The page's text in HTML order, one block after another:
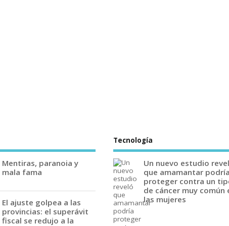
Mentiras, paranoia y
mala fama
El ajuste golpea a las
provincias: el superávit
fiscal se redujo a la
Tecnología
Un nuevo estudio
que amamantar podría
proteger contra un
de cáncer muy común
las mujeres